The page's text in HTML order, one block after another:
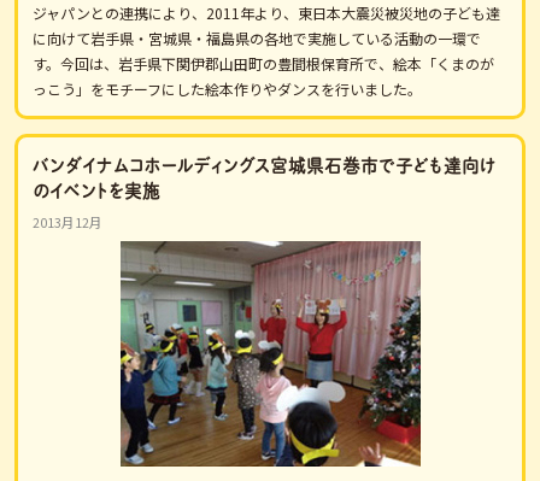
ジャパンとの連携により、2011年より、東日本大震災被災地の子ども達
に向けて岩手県・宮城県・福島県の各地で実施している活動の一環で
す。今回は、岩手県下関伊郡山田町の豊間根保育所で、絵本「くまのが
っこう」をモチーフにした絵本作りやダンスを行いました。
バンダイナムコホールディングス宮城県石巻市で子ども達向け
のイベントを実施
2013月12月